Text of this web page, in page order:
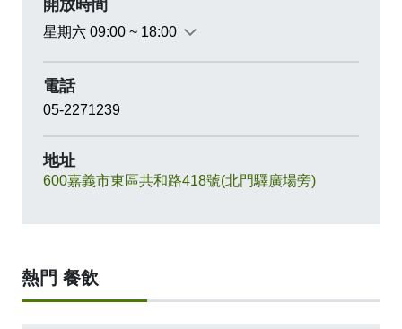
開放時間
星期六 09:00 ~ 18:00
電話
05-2271239
地址
600嘉義市東區共和路418號(北門驛廣場旁)
熱門 餐飲